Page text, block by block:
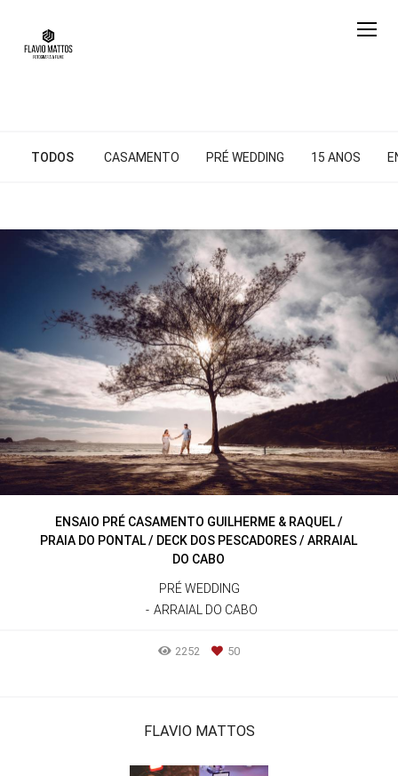
TODOS CASAMENTO PRÉ WEDDING 15 ANOS
ENSAIO PRÉ CASAMENTO GUILHERME & RAQUEL /
PRAIA DO PONTAL / DECK DOS PESCADORES / ARRAIAL
DO CABO
PRÉ WEDDING
ARRAIAL DO CABO
2252 50
FLAVIO MATTOS